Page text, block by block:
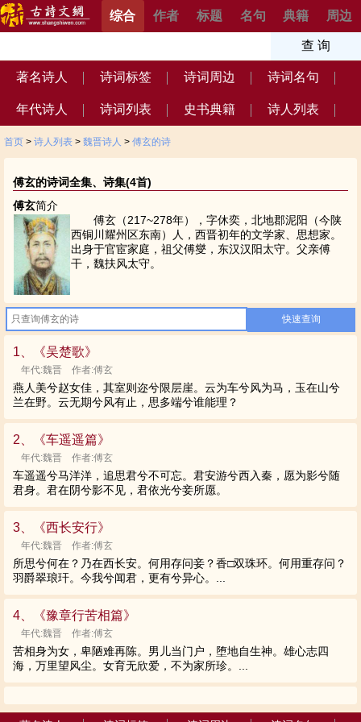
周边
典籍
名句
标题
作者
综合
著名诗人 诗词标签 诗词周边 诗词名句
年代诗人 诗词列表 史书典籍 诗人列表
首页 > 诗人列表 > 魏晋诗人 > 傅玄的诗
傅玄的诗词全集、诗集(4首)
傅玄简介
傅玄（217~278年），字休奕，北地郡泥阳（今陕
西铜川耀州区东南）人，西晋初年的文学家、思想家。
出身于官宦家庭，祖父傅燮，东汉汉阳太守。父亲傅
干，魏扶风太守。
1、《吴楚歌》
年代:魏晋 作者:傅玄
燕人美兮赵女佳，其室则迩兮限层崖。云为车兮风为马，玉在山兮
兰在野。云无期兮风有止，思多端兮谁能理？
2、《车遥遥篇》
年代:魏晋 作者:傅玄
车遥遥兮马洋洋，追思君兮不可忘。君安游兮西入秦，愿为影兮随
君身。君在阴兮影不见，君依光兮妾所愿。
3、《西长安行》
年代:魏晋 作者:傅玄
所思兮何在？乃在西长安。何用存问妾？香□双珠环。何用重存问？
羽爵翠琅玕。今我兮闻君，更有兮异心。...
4、《豫章行苦相篇》
年代:魏晋 作者:傅玄
苦相身为女，卑陋难再陈。男儿当门户，堕地自生神。雄心志四
海，万里望风尘。女育无欣爱，不为家所珍。...